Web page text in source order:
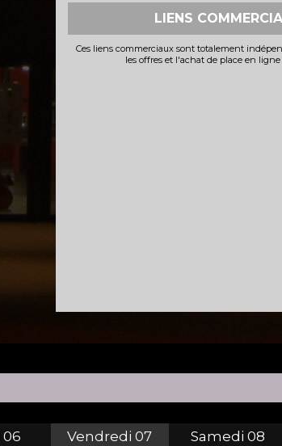
LIENS
Ces liens commerciaux sont totalement
les offres et l'achat de place en
06 Vendredi 07 Samedi 08